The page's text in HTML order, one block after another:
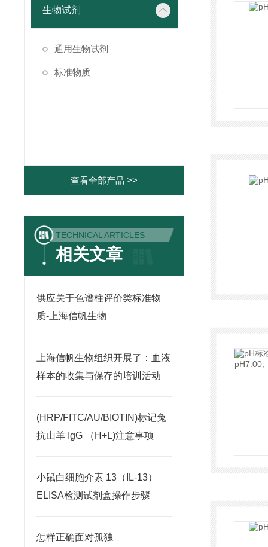
生物试剂
通用生物试剂
标准物质
查看全部产品 >>
TECHNICAL ARTICLES
相关文章
供应关于色谱柱评价类标准物
质-上海信帆生物
上海信帆生物组织开展了：血液
样本的收集与保存的培训活动
(HRP/FITC/AU/BIOTIN)标记兔
抗山羊 IgG （H+L)注意事项
小鼠白细胞介素 13（IL-13）
ELISA检测试剂盒操作步骤
怎样正确面对孤独